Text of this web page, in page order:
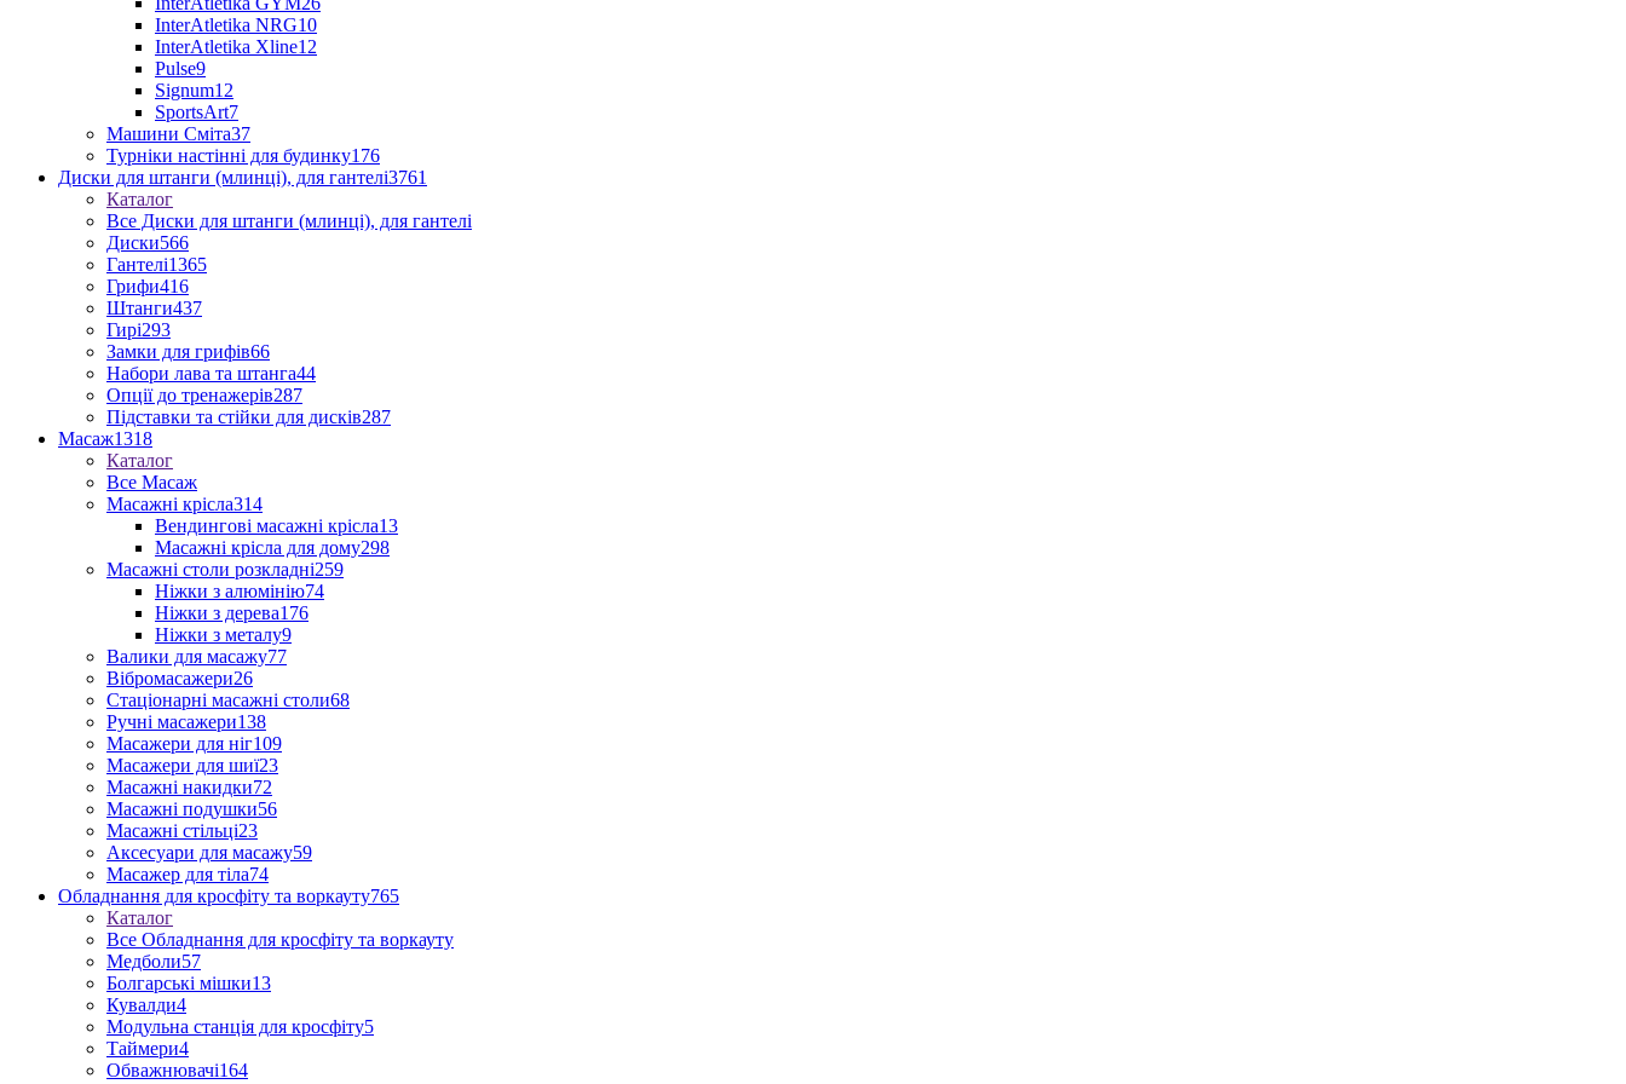
InterAtletika NRG10
InterAtletika Xline12
Pulse9
Signum12
SportsArt7
Машини Сміта37
Турніки настінні для будинку176
Диски для штанги (млинці), для гантелі3761
Каталог
Все Диски для штанги (млинці), для гантелі
Диски566
Гантелі1365
Грифи416
Штанги437
Гирі293
Замки для грифів66
Набори лава та штанга44
Опції до тренажерів287
Підставки та стійки для дисків287
Масаж1318
Каталог
Все Масаж
Масажні крісла314
Вендингові масажні крісла13
Масажні крісла для дому298
Масажні столи розкладні259
Ніжки з алюмінію74
Ніжки з дерева176
Ніжки з металу9
Валики для масажу77
Вібромасажери26
Стаціонарні масажні столи68
Ручні масажери138
Масажери для ніг109
Масажери для шиї23
Масажні накидки72
Масажні подушки56
Масажні стільці23
Аксесуари для масажу59
Масажер для тіла74
Обладнання для кросфіту та воркауту765
Каталог
Все Обладнання для кросфіту та воркауту
Медболи57
Болгарські мішки13
Кувалди4
Модульна станція для кросфіту5
Таймери4
Обважнювачі164